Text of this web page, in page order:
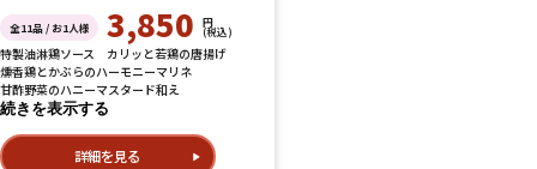
全11品 / お1人様 3,850 円
(税込)
特製油淋鶏ソース カリッと若鶏の唐揚げ
燻香鶏とかぶらのハーモニーマリネ
甘酢野菜のハニーマスタード和え
続きを表示する
詳細を見る